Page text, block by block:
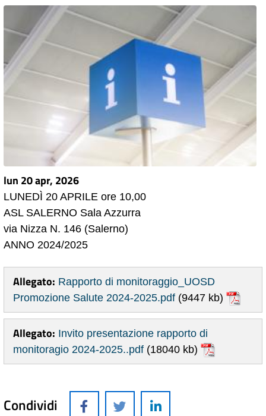
lun 20 apr, 2026
LUNEDÌ 20 APRILE ore 10,00
ASL SALERNO Sala Azzurra
via Nizza N. 146 (Salerno)
ANNO 2024/2025
Allegato: Rapporto di monitoraggio_UOSD
Promozione Salute 2024-2025.pdf (9447 kb)
Allegato: Invito presentazione rapporto di
monitoragio 2024-2025..pdf (18040 kb)
Condividi